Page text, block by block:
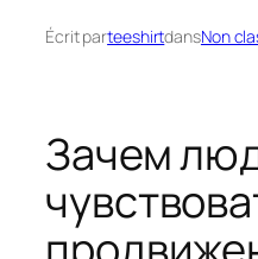
Écrit parteeshirtdansNon
Зачем